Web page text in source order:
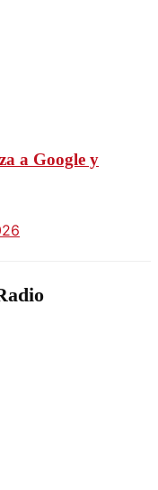
a Google y